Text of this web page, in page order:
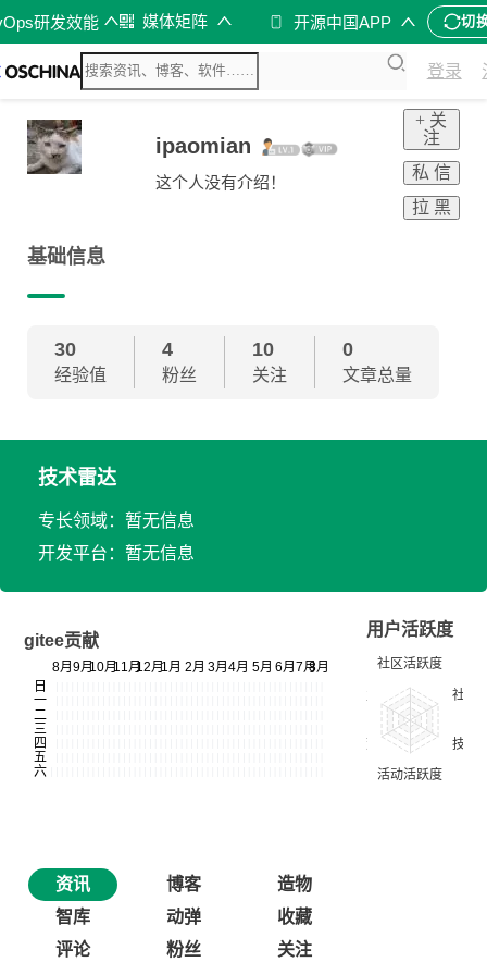
研发效能 媒体矩阵 开源中国APP 切
登录
ipaomian
这个人没有介绍！
+ 关
注
私 信
拉 黑
基础信息
30
经验值
4
粉丝
10
关注
0
文章总量
技术雷达
专长领域：暂无信息
开发平台：暂无信息
gitee贡献
用户活跃度
资讯 博客
造物
智库
动弹
收藏
评论
粉丝 关注